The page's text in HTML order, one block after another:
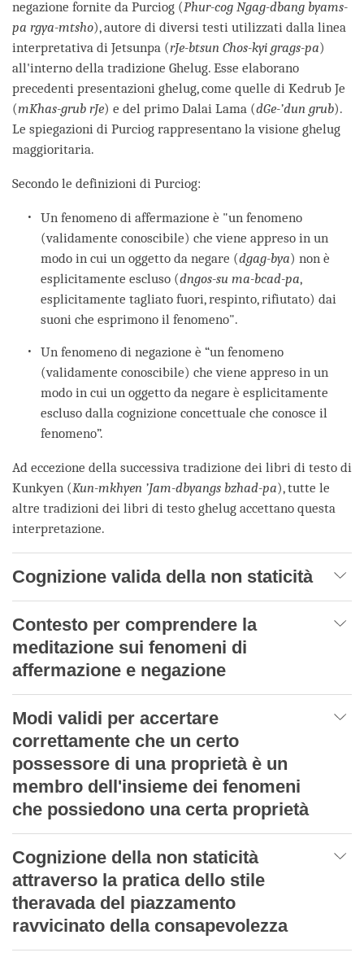
negazione fornite da Purciog (Phur-cog Ngag-dbang byams-
pa rgya-mtsho), autore di diversi testi utilizzati dalla linea
interpretativa di Jetsunpa (rJe-btsun Chos-kyi grags-pa)
all'interno della tradizione Ghelug. Esse elaborano
precedenti presentazioni ghelug, come quelle di Kedrub Je
(mKhas-grub rJe) e del primo Dalai Lama (dGe-’dun grub).
Le spiegazioni di Purciog rappresentano la visione ghelug
maggioritaria.
Secondo le definizioni di Purciog:
Un fenomeno di affermazione è "un fenomeno
(validamente conoscibile) che viene appreso in un
modo in cui un oggetto da negare (dgag-bya) non è
esplicitamente escluso (dngos-su ma-bcad-pa,
esplicitamente tagliato fuori, respinto, rifiutato) dai
suoni che esprimono il fenomeno".
Un fenomeno di negazione è “un fenomeno
(validamente conoscibile) che viene appreso in un
modo in cui un oggetto da negare è esplicitamente
escluso dalla cognizione concettuale che conosce il
fenomeno”.
Ad eccezione della successiva tradizione dei libri di testo di
Kunkyen (Kun-mkhyen ’Jam-dbyangs bzhad-pa), tutte le
altre tradizioni dei libri di testo ghelug accettano questa
interpretazione.
Cognizione valida della non staticità
Contesto per comprendere la
meditazione sui fenomeni di
affermazione e negazione
Modi validi per accertare
correttamente che un certo
possessore di una proprietà è un
membro dell'insieme dei fenomeni
che possiedono una certa proprietà
Cognizione della non staticità
attraverso la pratica dello stile
theravada del piazzamento
ravvicinato della consapevolezza